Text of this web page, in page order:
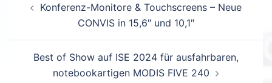
Navigation
Konferenz-Monitore & Touchscreens – Neue
CONVIS in 15,6″ und 10,1″
Best of Show auf ISE 2024 für ausfahrbaren,
notebookartigen MODIS FIVE 240